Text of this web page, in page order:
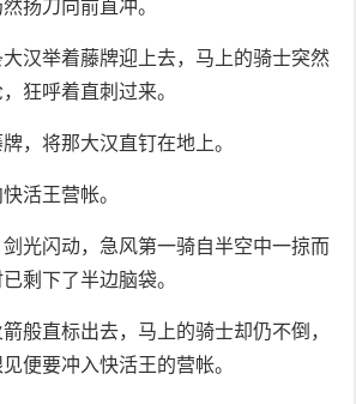
扬刀向前直冲。
汉举着藤牌迎上去，马上的骑士突然
狂呼着直刺过来。
，将那大汉直钉在地上。
活王营帐。
光闪动，急风第一骑自半空中一掠而
剩下了半边脑袋。
般直标出去，马上的骑士却仍不倒，
便要冲入快活王的营帐。